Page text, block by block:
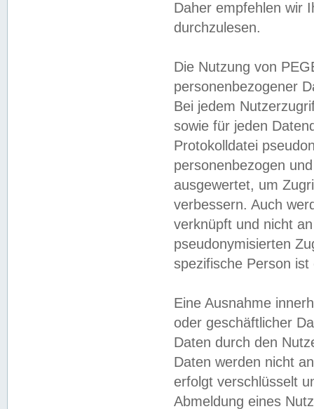
Daher empfehlen wir
durchzulesen.
Die Nutzung von
personenbezogener
Bei jedem
sowie für jeden
Protokolldatei
personenbezogen
ausgewertet, um
verbessern. Auch
verknüpft und nicht
pseudonymisierten
spezifische Person
Eine Ausnahme
oder geschäftlicher
Daten durch den
Daten werden nicht
erfolgt verschlüsselt
Abmeldung eines